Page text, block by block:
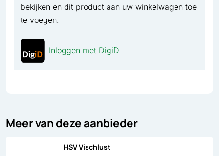
bekijken en dit product aan uw winkelwagen toe
te voegen.
Inloggen met DigiD
Meer van deze aanbieder
HSV Vischlust